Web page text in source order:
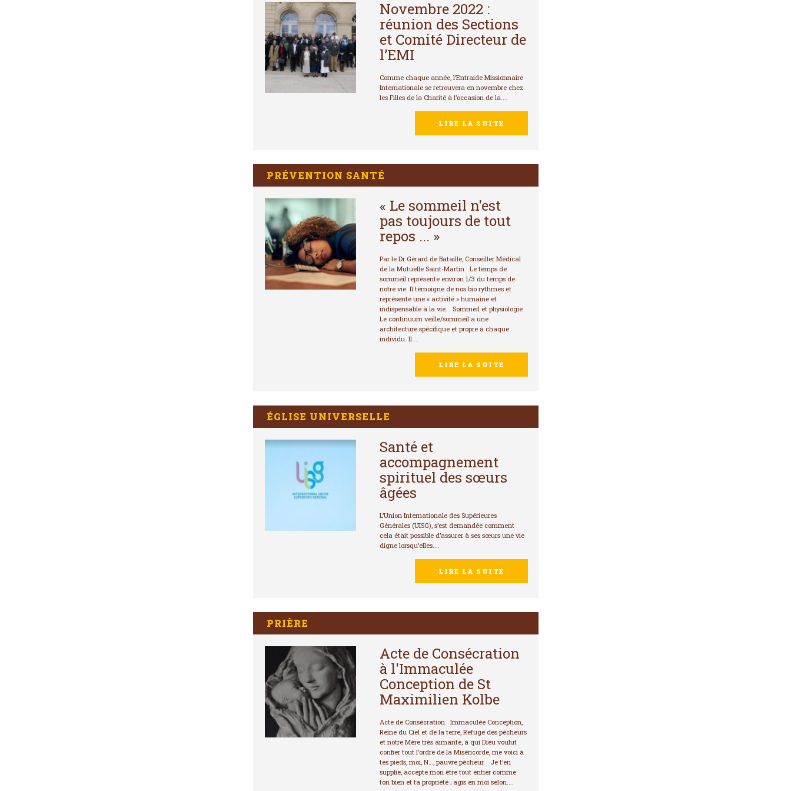
Novembre 2022 :
réunion des Sections
et Comité Directeur de
l’EMI
Comme chaque année, l’Entraide Missionnaire
Internationale se retrouvera en novembre chez
les Filles de la Charité à l’occasion de la....
LIRE LA SUITE
PRÉVENTION SANTÉ
« Le sommeil n'est
pas toujours de tout
repos ... »
Par le Dr Gérard de Bataille, Conseiller Médical
de la Mutuelle Saint-Martin Le temps de
sommeil représente environ 1/3 du temps de
notre vie. Il témoigne de nos bio rythmes et
représente une « activité » humaine et
indispensable à la vie. Sommeil et physiologie
Le continuum veille/sommeil a une
architecture spécifique et propre à chaque
individu. Il....
LIRE LA SUITE
ÉGLISE UNIVERSELLE
Santé et
accompagnement
spirituel des sœurs
âgées
L’Union Internationale des Supérieures
Générales (UISG), s’est demandée comment
cela était possible d’assurer à ses sœurs une vie
digne lorsqu’elles....
LIRE LA SUITE
PRIÈRE
Acte de Consécration
à l'Immaculée
Conception de St
Maximilien Kolbe
Acte de Consécration Immaculée Conception,
Reine du Ciel et de la terre, Refuge des pécheurs
et notre Mère très aimante, à qui Dieu voulut
confier tout l’ordre de la Miséricorde, me voici à
tes pieds, moi, N…, pauvre pécheur. Je t’en
supplie, accepte mon être tout entier comme
ton bien et ta propriété ; agis en moi selon....